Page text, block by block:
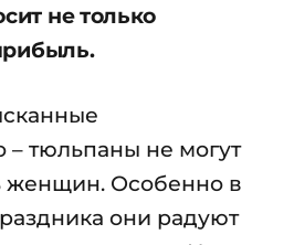
не только
тюльпаны не могут
женщин. Особенно в
они радуют